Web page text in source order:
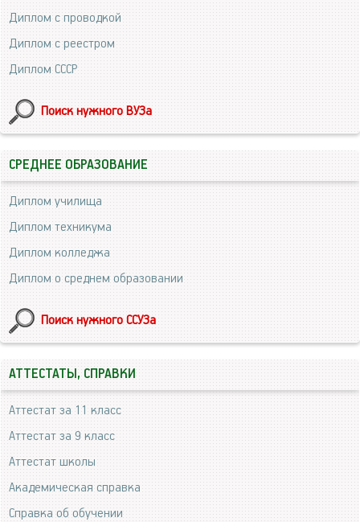
Диплом с проводкой
Диплом с реестром
Диплом СССР
Поиск нужного ВУЗа
СРЕДНЕЕ ОБРАЗОВАНИЕ
Диплом училища
Диплом техникума
Диплом колледжа
Диплом о среднем образовании
Поиск нужного ССУЗа
АТТЕСТАТЫ, СПРАВКИ
Аттестат за 11 класс
Аттестат за 9 класс
Аттестат школы
Академическая справка
Справка об обучении